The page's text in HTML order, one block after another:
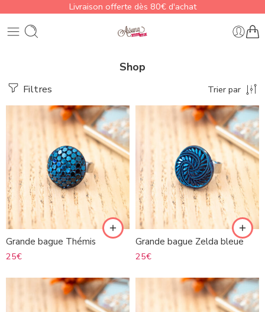
Livraison offerte dès 80€ d'achat
Shop
Filtres Trier par
Grande bague Thémis
25€
Grande bague Zelda bleue
25€